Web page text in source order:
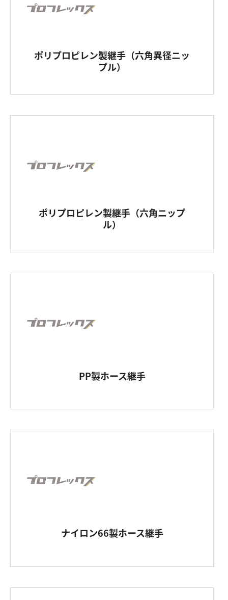
ポリプロピレン製継手（六角異径ニッ
プル）
ポリプロピレン製継手（六角ニップ
ル）
PP製ホース継手
ナイロン66製ホース継手